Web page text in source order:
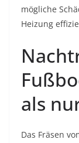
mögliche
Heizung
als
Das Fräsen